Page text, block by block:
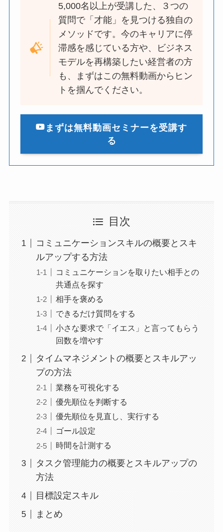
5,000名以上が受講した、３つの
質問で「才能」を見つける独自の
メソッドです。今のキャリアに停
滞感を感じている方や、ビジネス
モデルを再構築したい経営者の方
も、まずはこの無料動画からヒン
トを掴んでください。
まずは無料動画セミナーを受講す
る
目次
コミュニケーションスキルの概要とスキ
ルアップする方法
コミュニケーションを取りたい相手との
共通点を探す
相手を褒める
できるだけ質問をする
小さな要求で「イエス」と言ってもらう
回数を増やす
タイムマネジメントの概要とスキルアッ
プの方法
業務を可視化する
優先順位を判断する
優先順位を見直し、実行する
ゴール設定
時間を計測する
タスク管理能力の概要とスキルアップの
方法
目標設定スキル
まとめ